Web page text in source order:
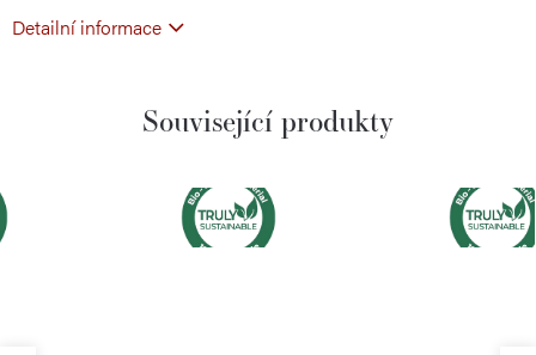
Detailní informace
Související produkty